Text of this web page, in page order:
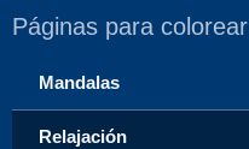
Páginas para
Mandalas
Relajación